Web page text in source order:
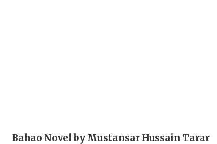
Bahao Novel by Mustansar Hussain Tarar